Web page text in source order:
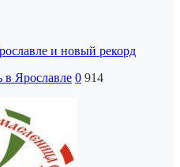
и новый рекорд
в Ярославле 0 914